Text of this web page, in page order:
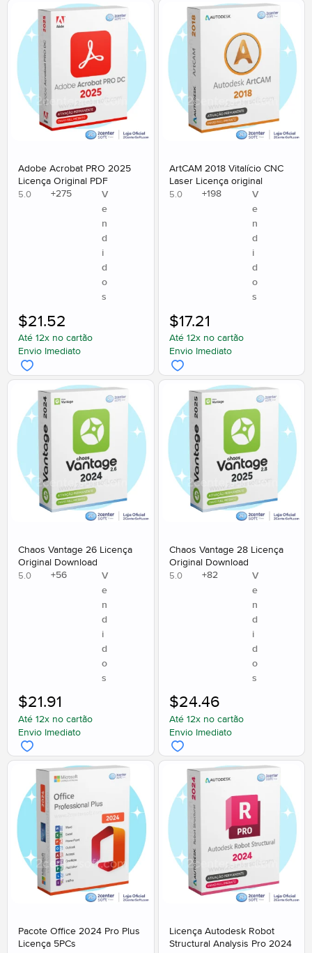
Adobe Acrobat PRO 2025
Licença Original PDF
5.0 +275
V
e
n
d
i
d
o
s
Até 12x no cartão
Envio Imediato
$21.52
ArtCAM 2018 Vitalício CNC
Laser Licença original
5.0 +198
V
e
n
d
i
d
o
s
Até 12x no cartão
Envio Imediato
$17.21
Chaos Vantage 26 Licença
Original Download
5.0 +56
V
e
n
d
i
d
o
s
Até 12x no cartão
Envio Imediato
$21.91
Chaos Vantage 28 Licença
Original Download
5.0 +82
V
e
n
d
i
d
o
s
Até 12x no cartão
Envio Imediato
$24.46
Pacote Office 2024 Pro Plus
Licença 5PCs
Licença Autodesk Robot
Structural Analysis Pro 2024